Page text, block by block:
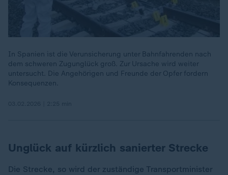
In Spanien ist die Verunsicherung unter Bahnfahrenden nach
dem schweren Zugunglück groß. Zur Ursache wird weiter
untersucht. Die Angehörigen und Freunde der Opfer fordern
Konsequenzen.
Unglück auf kürzlich sanierter Strecke
Die Strecke, so wird der zuständige Transportminister